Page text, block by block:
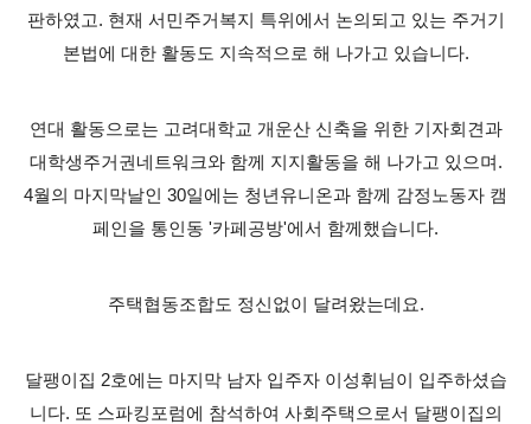
판하였고. 현재 서민주거복지 특위에서 논의되고 있는 주거기
본법에 대한 활동도 지속적으로 해 나가고 있습니다.
연대 활동으로는 고려대학교 개운산 신축을 위한 기자회견과
대학생주거권네트워크와 함께 지지활동을 해 나가고 있으며.
4월의 마지막날인 30일에는 청년유니온과 함께 감정노동자 캠
페인을 통인동 '카페공방'에서 함께했습니다.
주택협동조합도 정신없이 달려왔는데요.
달팽이집 2호에는 마지막 남자 입주자 이성휘님이 입주하셨습
니다. 또 스파킹포럼에 참석하여 사회주택으로서 달팽이집의